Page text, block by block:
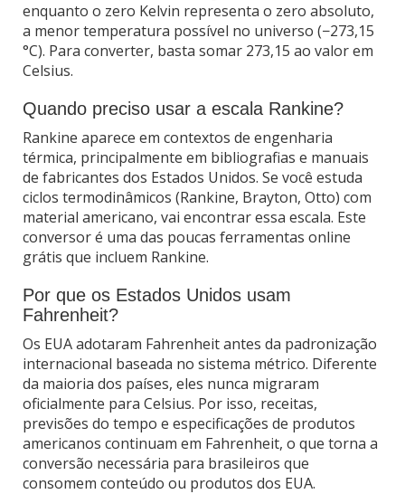
enquanto o zero Kelvin representa o zero absoluto,
a menor temperatura possível no universo (−273,15
°C). Para converter, basta somar 273,15 ao valor em
Celsius.
Quando preciso usar a escala Rankine?
Rankine aparece em contextos de engenharia
térmica, principalmente em bibliografias e manuais
de fabricantes dos Estados Unidos. Se você estuda
ciclos termodinâmicos (Rankine, Brayton, Otto) com
material americano, vai encontrar essa escala. Este
conversor é uma das poucas ferramentas online
grátis que incluem Rankine.
Por que os Estados Unidos usam
Fahrenheit?
Os EUA adotaram Fahrenheit antes da padronização
internacional baseada no sistema métrico. Diferente
da maioria dos países, eles nunca migraram
oficialmente para Celsius. Por isso, receitas,
previsões do tempo e especificações de produtos
americanos continuam em Fahrenheit, o que torna a
conversão necessária para brasileiros que
consomem conteúdo ou produtos dos EUA.